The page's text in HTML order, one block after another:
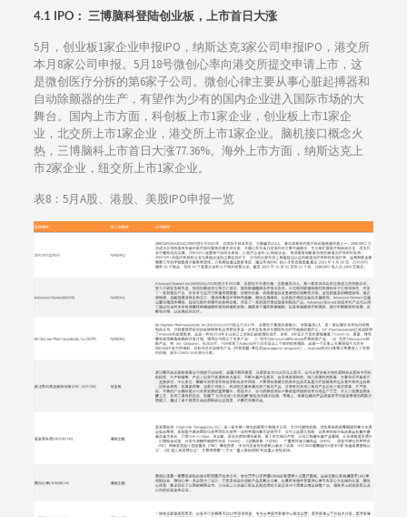
4.1 IPO： 三博脑科登陆创业板，上市首日大涨
5月，创业板1家企业申报IPO，纳斯达克3家公司申报IPO，港交所
本月8家公司申报。5月18号微创心率向港交所提交申请上市，这
是微创医疗分拆的第6家子公司。微创心律主要从事心脏起搏器和
自动除颤器的生产，有望作为少有的国内企业进入国际市场的大
舞台。国内上市方面，科创板上市1家企业，创业板上市1家企
业，北交所上市1家企业，港交所上市1家企业。脑机接口概念火
热，三博脑科上市首日大涨77.36%。海外上市方面，纳斯达克上
市2家企业，纽交所上市1家企业。
表8：5月A股、港股、美股IPO申报一览